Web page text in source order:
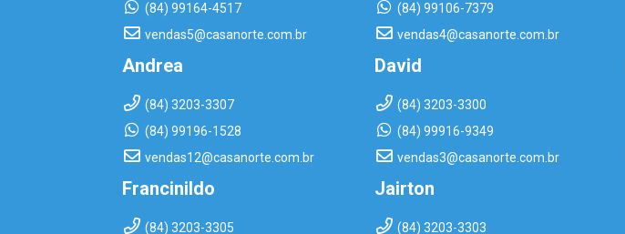
(84) 99164-4517
vendas5@casanorte.com.br
(84) 99106-7379
vendas4@casanorte.com.br
Andrea
(84) 3203-3307
(84) 99196-1528
vendas12@casanorte.com.br
David
(84) 3203-3300
(84) 99916-9349
vendas3@casanorte.com.br
Francinildo
(84) 3203-3305
Jairton
(84) 3203-3303